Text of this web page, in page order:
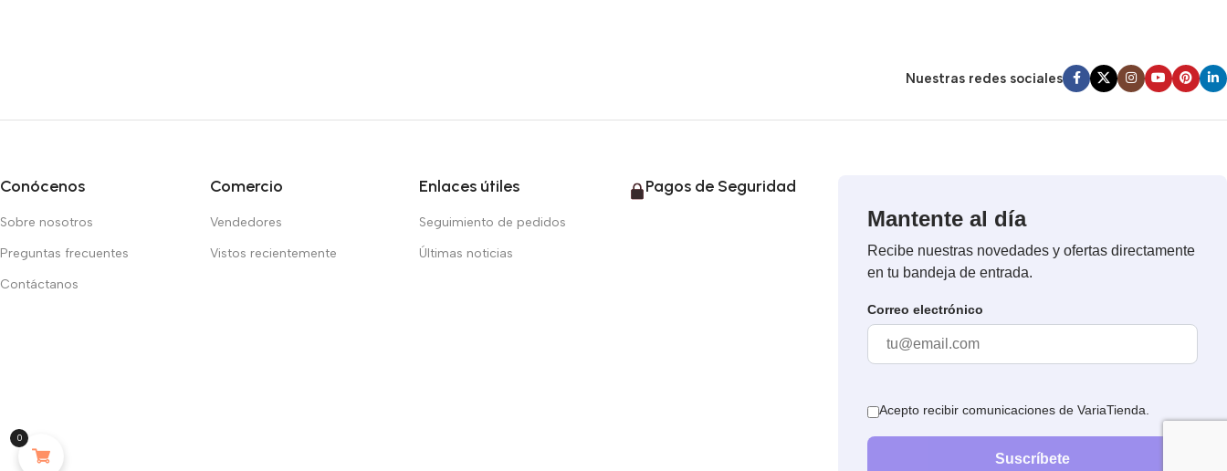
Nuestras redes sociales
Conócenos
Sobre nosotros
Preguntas frecuentes
Contáctanos
Comercio
Vendedores
Vistos recientemente
Enlaces útiles
Seguimiento de pedidos
Últimas noticias
Pagos de Seguridad
0